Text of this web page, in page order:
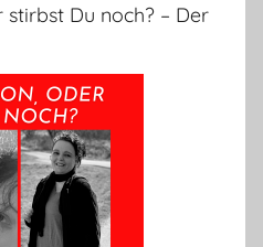
stirbst Du noch? – Der